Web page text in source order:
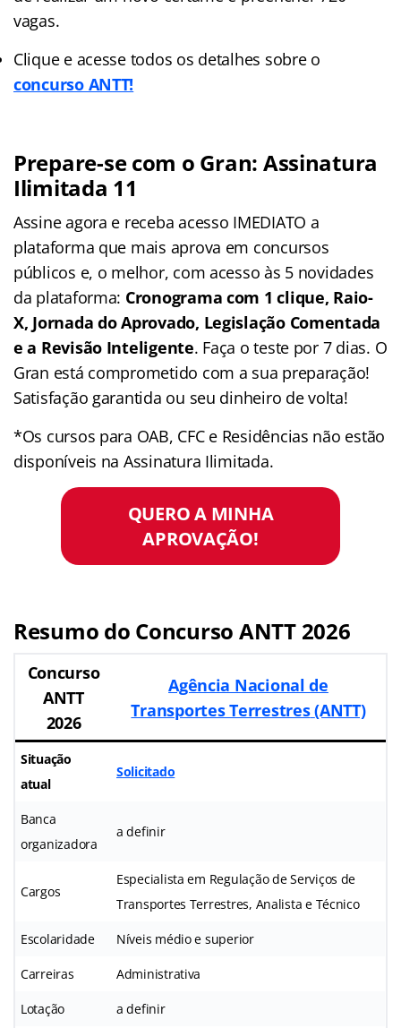
vagas.
Clique e acesse todos os detalhes sobre o
concurso ANTT!
Prepare-se com o Gran: Assinatura
Ilimitada 11
Assine agora e receba acesso IMEDIATO a
plataforma que mais aprova em concursos
públicos e, o melhor, com acesso às 5 novidades
da plataforma: Cronograma com 1 clique, Raio-
X, Jornada do Aprovado, Legislação Comentada
e a Revisão Inteligente. Faça o teste por 7 dias. O
Gran está comprometido com a sua preparação!
Satisfação garantida ou seu dinheiro de volta!
*Os cursos para OAB, CFC e Residências não estão
disponíveis na Assinatura Ilimitada.
QUERO A MINHA
APROVAÇÃO!
Resumo do Concurso ANTT 2026
Concurso
ANTT
2026
Agência Nacional de
Transportes Terrestres(ANTT)
Situação
atual
Solicitado
Banca
organizadora
a definir
Cargos
Especialista em Regulação de Serviços de
Transportes Terrestres, Analista e Técnico
Escolaridade Níveis médio e superior
Carreiras Administrativa
Lotação a definir